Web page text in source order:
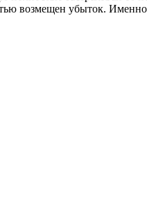
возмещен убыток.